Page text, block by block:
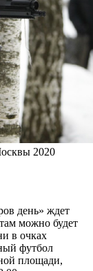
2020
день» ждет
можно будет
в очках
футбол
площади,